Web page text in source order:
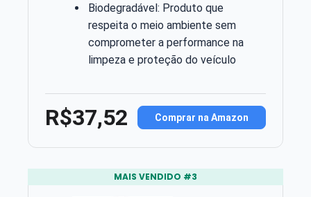
Biodegradável: Produto que
respeita o meio ambiente sem
comprometer a performance na
limpeza e proteção do veículo
R$37,52 Comprar na Amazon
MAIS VENDIDO #3